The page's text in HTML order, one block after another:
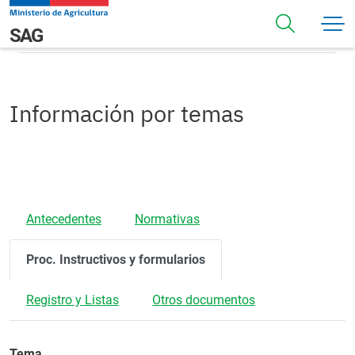
Pasar al contenido principal
Navegación principal
SAGProcedimientos
Información por temas
Antecedentes Normativas
Proc. Instructivos y formularios
Registro y Listas Otros documentos